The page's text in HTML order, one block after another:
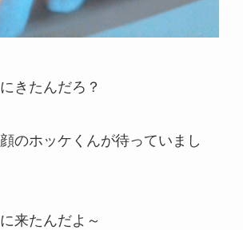
きたんだろ？
のホッケくんが待っていまし
来たんだよ～